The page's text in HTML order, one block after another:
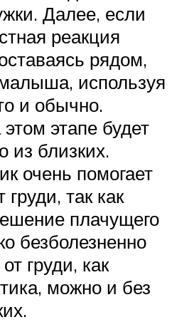
Далее, если
реакция
рядом,
используя
и обычно.
этапе будет
из близких.
очень помогает
так как
плачущего
безболезненно
груди, как
можно и без